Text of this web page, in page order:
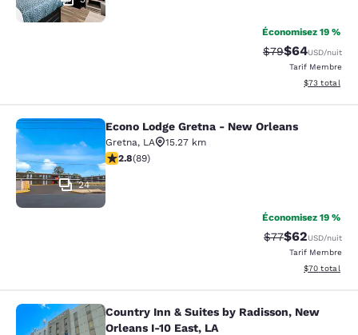
Économisez 19 %
Tarif barré :
$79Tarif réduit :
$64USD/nuit
Tarif Membre
Afficher les
$73 total
Econo Lodge Gretna - New Orleans
24
Econo Lodge Gretna - New Orleans
Gretna, LA
15.27 km
2.78 étoiles. Moyen. 89 commentaires
2.8(89)
Économisez 19 %
Tarif barré :
$77Tarif réduit :
$62USD/nuit
Tarif Membre
Afficher les
$70 total
Country Inn & Suites by Radisson,
Country Inn & Suites by Radisson, New
Orleans I-10 East, LA